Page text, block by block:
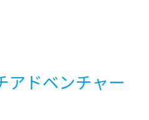
アドベンチャー